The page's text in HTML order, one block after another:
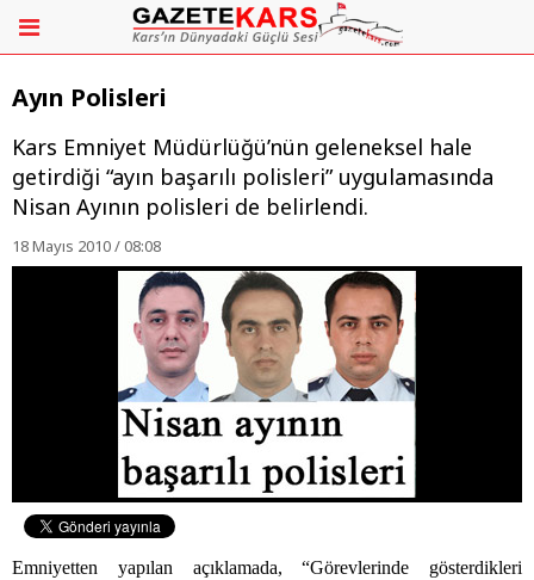
Ayın Polisleri
Kars Emniyet Müdürlüğü’nün geleneksel hale
getirdiği “ayın başarılı polisleri” uygulamasında
Nisan Ayının polisleri de belirlendi.
18 Mayıs 2010 / 08:08
Emniyetten yapılan açıklamada, “Görevlerinde gösterdikleri